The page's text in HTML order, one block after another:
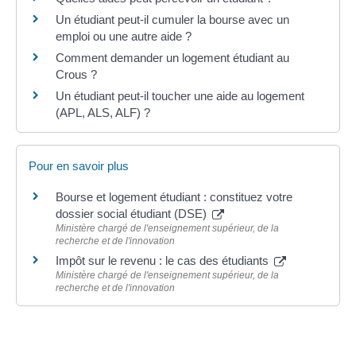
Un étudiant peut-il cumuler la bourse avec un
emploi ou une autre aide ?
Comment demander un logement étudiant au
Crous ?
Un étudiant peut-il toucher une aide au logement
(APL, ALS, ALF) ?
Pour en savoir plus
Bourse et logement étudiant : constituez votre
dossier social étudiant (DSE)
Ministère chargé de l'enseignement supérieur, de la
recherche et de l'innovation
Impôt sur le revenu : le cas des étudiants
Ministère chargé de l'enseignement supérieur, de la
recherche et de l'innovation